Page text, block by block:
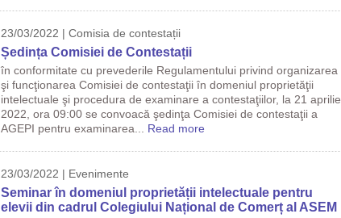
23/03/2022 | Comisia de contestații
Ședința Comisiei de Contestații
în conformitate cu prevederile Regulamentului privind organizarea
şi funcţionarea Comisiei de contestaţii în domeniul proprietăţii
intelectuale şi procedura de examinare a contestaţiilor, la 21 aprilie
2022, ora 09:00 se convoacă şedinţa Comisiei de contestaţii a
AGEPI pentru examinarea... Read more
23/03/2022 | Evenimente
Seminar în domeniul proprietății intelectuale pentru
elevii din cadrul Colegiului Național de Comerț al ASEM